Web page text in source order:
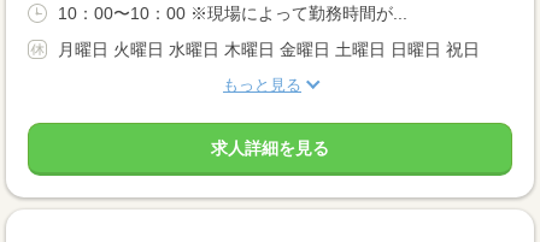
10：00〜10：00 ※現場によって勤務時間が...
月曜日 火曜日 水曜日 木曜日 金曜日 土曜日 日曜日 祝日
もっと見る
求人詳細を見る